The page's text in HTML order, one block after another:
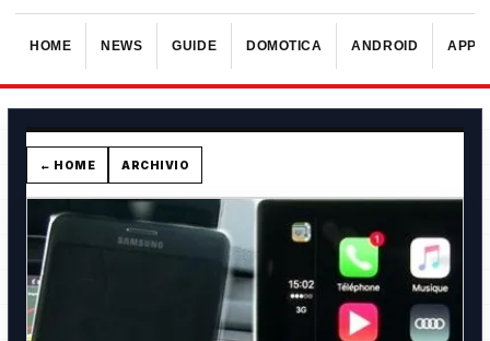
HOME NEWS GUIDE DOMOTICA ANDROID
← HOME ARCHIVIO